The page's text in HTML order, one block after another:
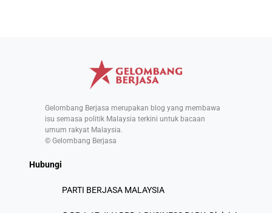
Gelombang Berjasa merupakan blog yang membawa
isu semasa politik Malaysia terkini untuk bacaan
umum rakyat Malaysia.
© Gelombang Berjasa
Hubungi
PARTI BERJASA MALAYSIA